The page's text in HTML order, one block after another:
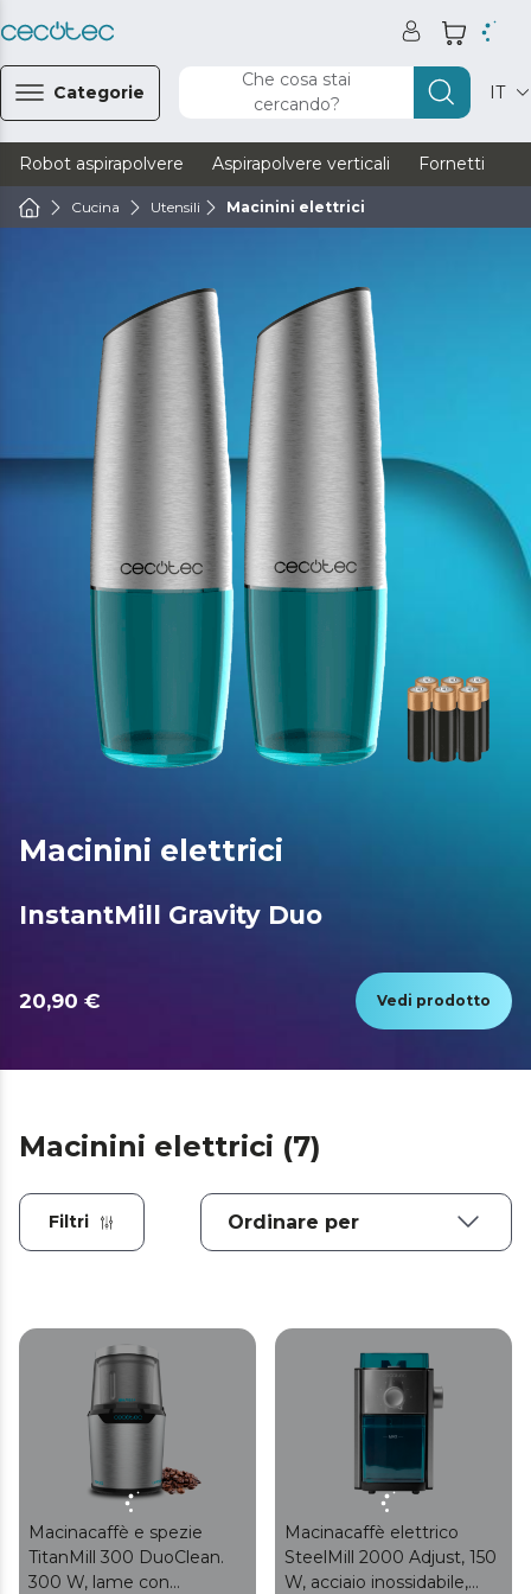
Categorie
Che cosa stai
cercando?
IT
Robot aspirapolvere Aspirapolvere verticali Fornetti
Cucina Utensili Macinini elettrici
Macinini elettrici
InstantMill Gravity Duo
20,90 € Vedi prodotto
Macinini elettrici (7)
Filtri
Macinacaffè e spezie
TitanMill 300 DuoClean.
300 W, lame con
Macinacaffè elettrico
SteelMill 2000 Adjust, 150
W, acciaio inossidabile,